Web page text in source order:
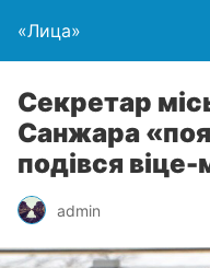
«Лица»
Секретар
Санжара
подівся
admin